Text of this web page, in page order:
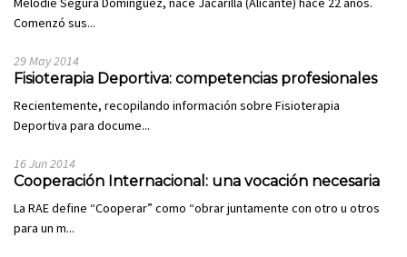
Comenzó sus...
29 May 2014
Fisioterapia Deportiva: competencias profesionales
Recientemente, recopilando información sobre Fisioterapia
Deportiva para docume...
16 Jun 2014
Cooperación Internacional: una vocación necesaria
La RAE define “Cooperar” como “obrar juntamente con otro u otros
para un m...